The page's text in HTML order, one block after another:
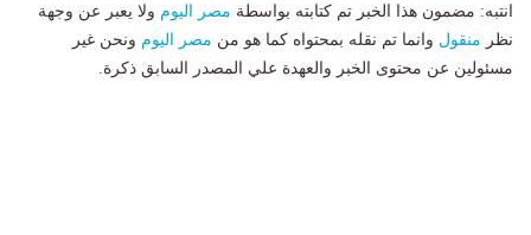
انتبه: مضمون هذا الخبر تم كتابته بواسطة مصر اليوم ولا يعبر عن وجهة
نظر منقول وانما تم نقله بمحتواه كما هو من مصر اليوم ونحن غير
مسئولين عن محتوى الخبر والعهدة علي المصدر السابق ذكرة.